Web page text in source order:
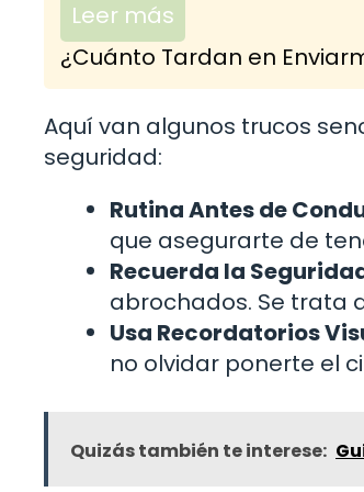
Leer más
¿Cuánto Tardan en
Aquí van algunos trucos
seguridad:
Rutina Antes de
que asegurarte de
Recuerda la
abrochados. Se trata
Usa Recordatorios
no olvidar ponerte el
Quizás también te interese: